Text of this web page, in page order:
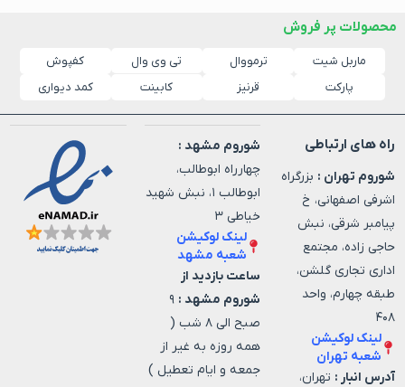
محصولات پر فروش
ماربل شیت ترمووال تی وی وال
کفپوش
پارکت
قرنیز کابینت کمد دیواری
راه های ارتباطی
شوروم تهران : بزرگراه
اشرفی اصفهانی، خ
پیامبر شرقی، نبش
حاجی زاده، مجتمع
اداری تجاری گلشن،
طبقه چهارم، واحد
۴۰۸
لینک لوکیشن
شعبه تهران
آدرس انبار : تهران،
شوروم مشهد :
چهارراه ابوطالب،
ابوطالب ۱، نبش شهید
خیاطی ۳
لینک لوکیشن
شعبه مشهد
ساعت بازدید از
شوروم مشهد : ۹
صبح الی ۸ شب (
همه روزه به غیر از
جمعه و ایام تعطیل )